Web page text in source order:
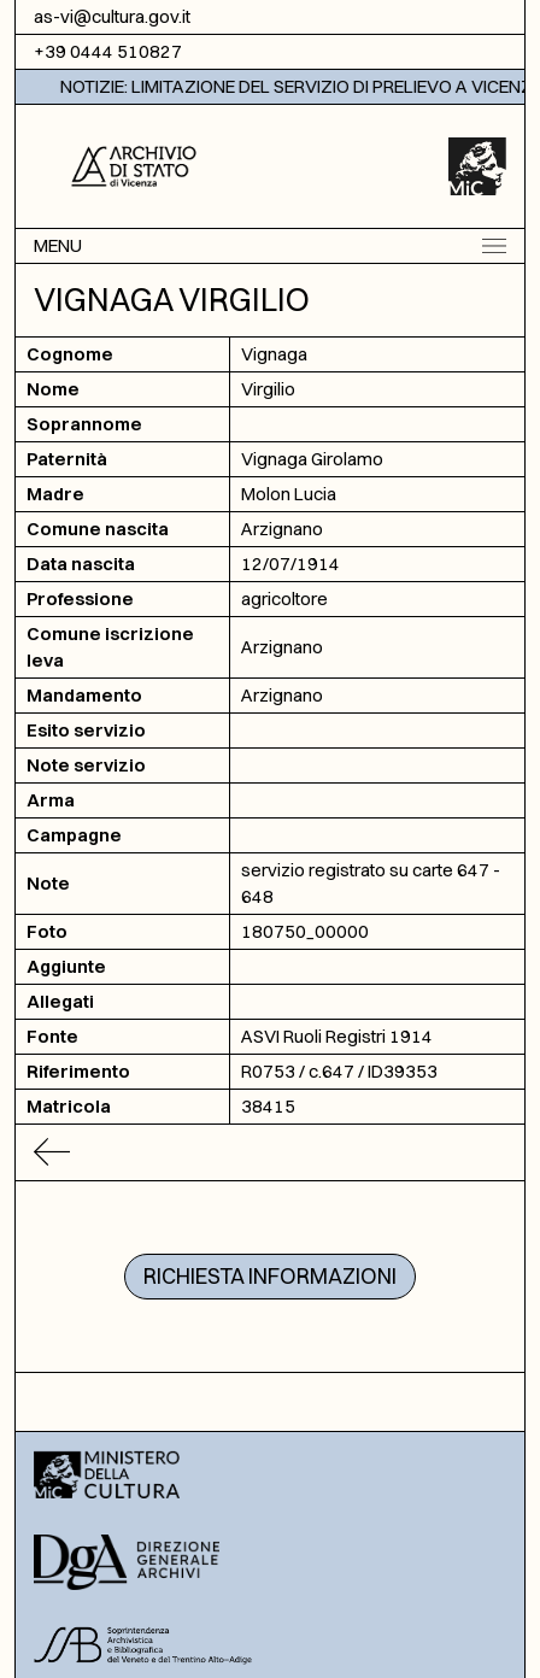
Vai al contenuto
as-vi@cultura.gov.it
+39 0444 510827
NOTIZIE: LIMITAZIONE DEL SERVIZIO DI PRELIEVO A VICENZA
MENU
VIGNAGA VIRGILIO
Cognome
Vignaga
Nome
Virgilio
Soprannome
Paternità
Vignaga Girolamo
Madre
Molon Lucia
Comune nascita
Arzignano
Data nascita
12/07/1914
Professione
agricoltore
Comune iscrizione
leva
Arzignano
Mandamento
Arzignano
Esito servizio
Note servizio
Arma
Campagne
Note
servizio registrato su carte 647 -
648
Foto
180750_00000
Aggiunte
Allegati
Fonte
ASVI Ruoli Registri 1914
Riferimento
R0753 / c.647 / ID39353
Matricola
38415
RICHIESTA INFORMAZIONI